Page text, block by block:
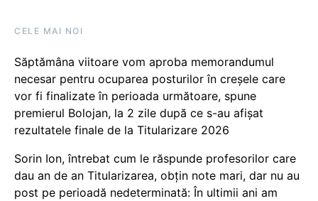
CELE MAI NOI
Săptămâna viitoare vom aproba memorandumul
necesar pentru ocuparea posturilor în creșele care
vor fi finalizate în perioada următoare, spune
premierul Bolojan, la 2 zile după ce s-au afișat
rezultatele finale de la Titularizare 2026
Sorin Ion, întrebat cum le răspunde profesorilor care
dau an de an Titularizarea, obțin note mari, dar nu au
post pe perioadă nedeterminată: În ultimii ani am